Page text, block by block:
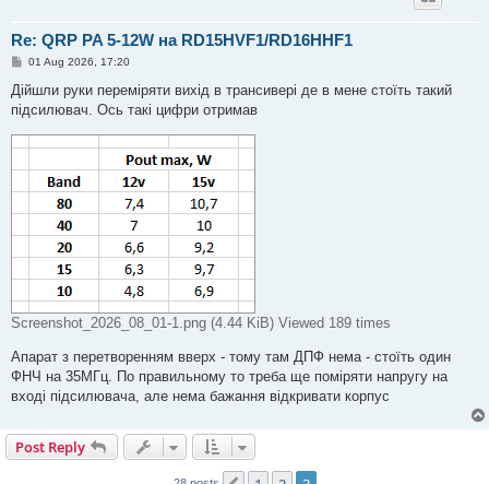
Re: QRP PA 5-12W на RD15HVF1/RD16HHF1
P
s
01 Aug 2026, 17:20
Дійшли руки переміряти вихід в трансивері де в мене стоїть такий
підсилювач. Ось такі цифри отримав
Screenshot_2026_08_01-1.png (4.44 KiB) Viewed 189 times
Апарат з перетворенням вверх - тому там ДПФ нема - стоїть один
ФНЧ на 35МГц. По правильному то треба ще поміряти напругу на
вході підсилювача, але нема бажання відкривати корпус
Post Reply